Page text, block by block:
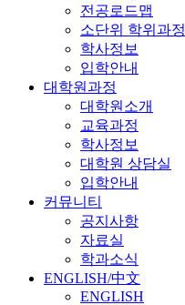
전공로드맵
소단위 학위과정
학사정보
입학안내
대학원과정
대학원소개
교육과정
학사정보
대학원 상담실
입학안내
커뮤니티
공지사항
자료실
학과소식
ENGLISH/中文
ENGLISH